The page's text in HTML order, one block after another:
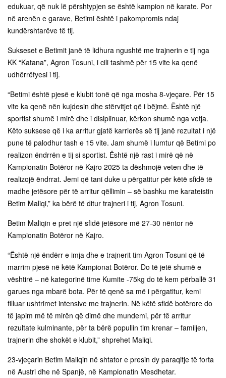
edukuar, që nuk lë përshtypjen se është kampion në karate. Por
në arenën e garave, Betimi është i pakompromis ndaj
kundërshtarëve të tij.
Sukseset e Betimit janë të lidhura ngushtë me trajnerin e tij nga
KK “Katana”, Agron Tosuni, i cili tashmë për 15 vite ka qenë
udhërrëfyesi i tij.
“Betimi është pjesë e klubit tonë që nga mosha 8-vjeçare. Për 15
vite ka qenë nën kujdesin dhe stërvitjet që i bëjmë. Është një
sportist shumë i mirë dhe i disiplinuar, kërkon shumë nga vetja.
Këto suksese që i ka arritur gjatë karrierës së tij janë rezultat i një
pune të palodhur tash e 15 vite. Jam shumë i lumtur që Betimi po
realizon ëndrrën e tij si sportist. Është një rast i mirë që në
Kampionatin Botëror në Kajro 2025 ta dëshmojë veten dhe të
realizojë ëndrrat. Jemi që tani duke u përgatitur për këtë sfidë të
madhe jetësore për të arritur qëllimin – së bashku me karateistin
Betim Maliqi,” ka bërë të ditur trajneri i tij, Agron Tosuni.
Betim Maliqin e pret një sfidë jetësore më 27-30 nëntor në
Kampionatin Botëror në Kajro.
“Është një ëndërr e imja dhe e trajnerit tim Agron Tosuni që të
marrim pjesë në këtë Kampionat Botëror. Do të jetë shumë e
vështirë – në kategorinë time Kumite -75kg do të kem përballë 31
garues nga mbarë bota. Për të qenë sa më i përgatitur, kemi
filluar ushtrimet intensive me trajnerin. Në këtë sfidë botërore do
të japim më të mirën që dimë dhe mundemi, për të arritur
rezultate kulminante, për ta bërë popullin tim krenar – familjen,
trajnerin dhe shokët e klubit,” shprehet Maliqi.
23-vjeçarin Betim Maliqin në shtator e presin dy paraqitje të forta
në Austri dhe në Spanjë, në Kampionatin Mesdhetar.